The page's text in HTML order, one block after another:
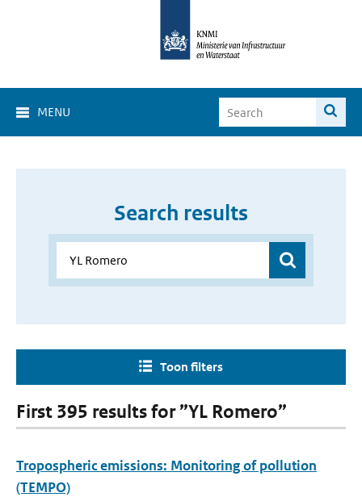
MENU
Search results
Toon filters
First 395 results for ”YL Romero”
Tropospheric emissions: Monitoring of pollution
(TEMPO)